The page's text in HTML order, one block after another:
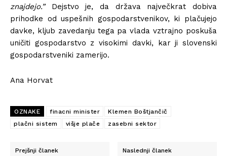
znajdejo.”Dejstvo je, da država največkrat dobiva
prihodke od uspešnih gospodarstvenikov, ki plačujejo
davke, kljub zavedanju tega pa vlada vztrajno poskuša
uničiti gospodarstvo z visokimi davki, kar ji slovenski
gospodarstveniki zamerijo.
Ana Horvat
OZNAKE finacni minister
Klemen Boštjančič
plačni sistem
višje plače zasebni sektor
Prejšnji članek Naslednji članek